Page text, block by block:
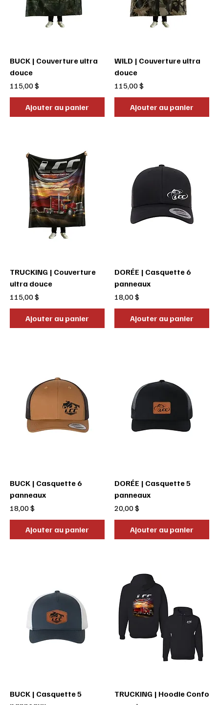
BUCK | Couverture ultra
douce
Prix
115,00 $
Ajouter au panier
WILD | Couverture ultra
douce
Prix
115,00 $
Ajouter au panier
TRUCKING | Couverture
ultra douce
Prix
115,00 $
Ajouter au panier
DORÉE | Casquette 6
panneaux
Prix
18,00 $
Ajouter au panier
BUCK | Casquette 6
panneaux
Prix
18,00 $
Ajouter au panier
DORÉE | Casquette 5
panneaux
Prix
20,00 $
Ajouter au panier
BUCK | Casquette 5
TRUCKING | Hoodie Confo